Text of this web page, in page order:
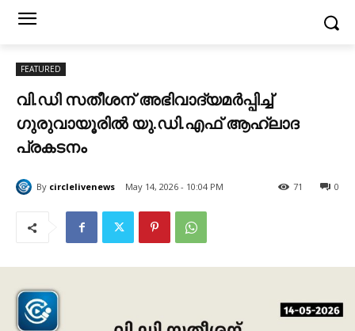
FEATURED
വി.ഡി സതീശന് അഭിവാദ്യമർപ്പിച്ച്
ഗുരുവായൂരിൽ യു.ഡി.എഫ് ആഹ്ലാദ
പ്രകടനം
By circlelivenews May 14, 2026 - 10:04 PM 0
71